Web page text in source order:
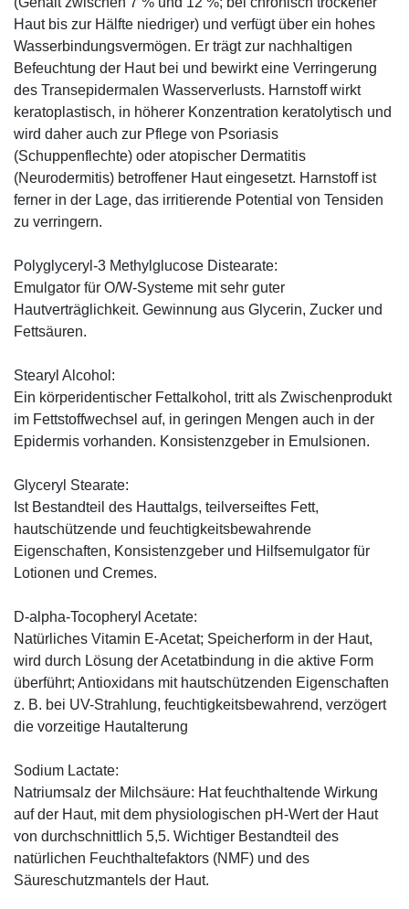
Haut bis zur Hälfte niedriger) und verfügt über ein hohes
Wasserbindungsvermögen. Er trägt zur nachhaltigen
Befeuchtung der Haut bei und bewirkt eine Verringerung
des Transepidermalen Wasserverlusts. Harnstoff wirkt
keratoplastisch, in höherer Konzentration keratolytisch und
wird daher auch zur Pflege von Psoriasis
(Schuppenflechte) oder atopischer Dermatitis
(Neurodermitis) betroffener Haut eingesetzt. Harnstoff ist
ferner in der Lage, das irritierende Potential von Tensiden
zu verringern.
Polyglyceryl-3 Methylglucose Distearate:
Emulgator für O/W-Systeme mit sehr guter
Hautverträglichkeit. Gewinnung aus Glycerin, Zucker und
Fettsäuren.
Stearyl Alcohol:
Ein körperidentischer Fettalkohol, tritt als Zwischenprodukt
im Fettstoffwechsel auf, in geringen Mengen auch in der
Epidermis vorhanden. Konsistenzgeber in Emulsionen.
Glyceryl Stearate:
Ist Bestandteil des Hauttalgs, teilverseiftes Fett,
hautschützende und feuchtigkeitsbewahrende
Eigenschaften, Konsistenzgeber und Hilfsemulgator für
Lotionen und Cremes.
D-alpha-Tocopheryl Acetate:
Natürliches Vitamin E-Acetat; Speicherform in der Haut,
wird durch Lösung der Acetatbindung in die aktive Form
überführt; Antioxidans mit hautschützenden Eigenschaften
z. B. bei UV-Strahlung, feuchtigkeitsbewahrend, verzögert
die vorzeitige Hautalterung
Sodium Lactate:
Natriumsalz der Milchsäure: Hat feuchthaltende Wirkung
auf der Haut, mit dem physiologischen pH-Wert der Haut
von durchschnittlich 5,5. Wichtiger Bestandteil des
natürlichen Feuchthaltefaktors (NMF) und des
Säureschutzmantels der Haut.